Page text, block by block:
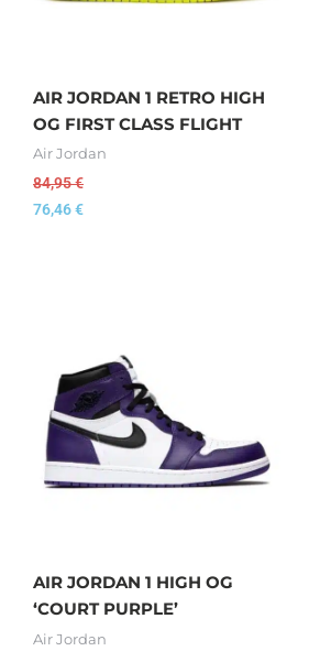
AIR JORDAN 1 RETRO HIGH
OG FIRST CLASS FLIGHT
Air Jordan
84,95€
76,46€
AIR JORDAN 1 HIGH OG
‘COURT PURPLE’
Air Jordan